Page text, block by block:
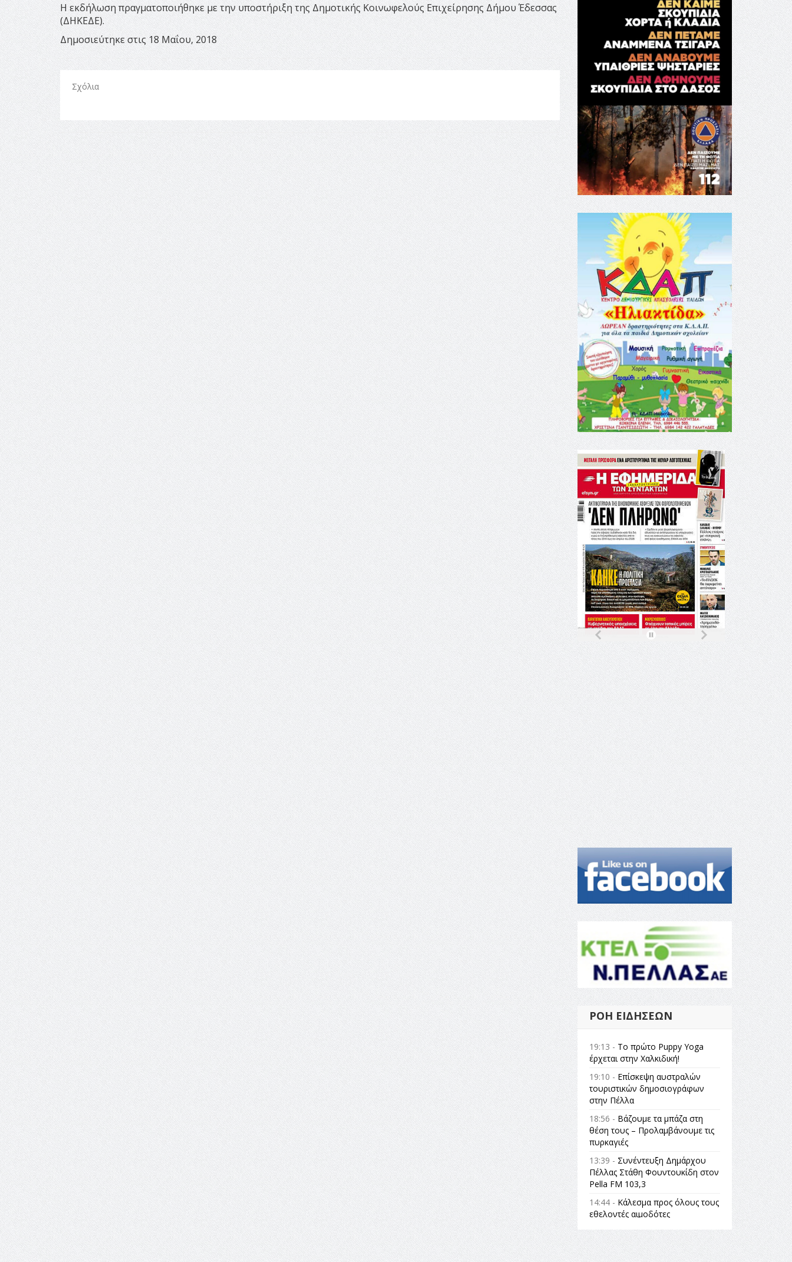
Η εκδήλωση πραγματοποιήθηκε με την υποστήριξη της Δημοτικής Κοινωφελούς Επιχείρησης Δήμου Έδεσσας
(ΔΗΚΕΔΕ).
Δημοσιεύτηκε στις 18 Μαΐου, 2018
Σχόλια
ΡΟΉ ΕΙΔΉΣΕΩΝ
19:13 - Το πρώτο Puppy Yoga
έρχεται στην Χαλκιδική!
19:10 - Επίσκεψη αυστραλών
τουριστικών δημοσιογράφων
στην Πέλλα
18:56 - Βάζουμε τα μπάζα στη
θέση τους – Προλαμβάνουμε τις
πυρκαγιές
13:39 - Συνέντευξη Δημάρχου
Πέλλας Στάθη Φουντουκίδη στον
Pella FM 103,3
14:44 - Κάλεσμα προς όλους τους
εθελοντές αιμοδότες
14:23 -Όλη η Ελλάδα ένας
πολιτισμός Μουσική
εγκατάσταση Πόλεμος και